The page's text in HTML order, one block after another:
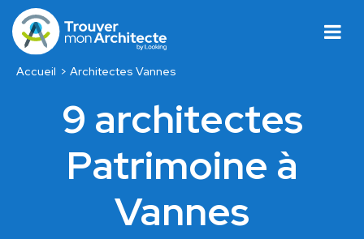
Accueil Architectes Vannes
9 architectes
Patrimoine à
Vannes